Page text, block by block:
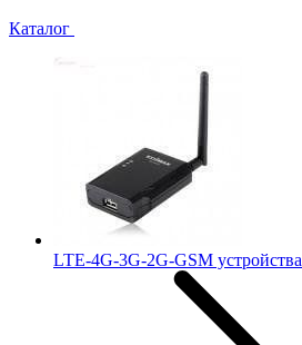
Каталог
LTE-4G-3G-2G-GSM устройства